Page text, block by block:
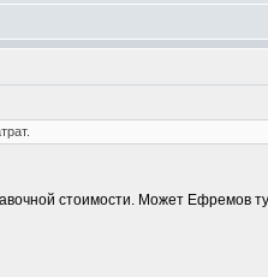
стоимости. Может Ефремов